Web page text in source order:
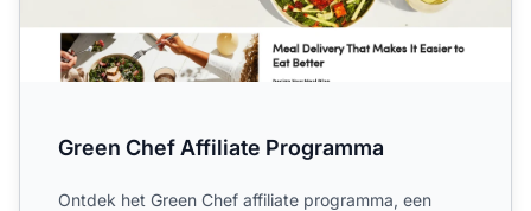
Green Chef Affiliate Programma
Ontdek het Green Chef affiliate programma, een